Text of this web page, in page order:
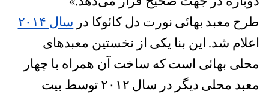
طرح معبد بهائی نورت دل کائوکا در سال ۲۰۱۴
اعلام شد. این بنا یکی از نخستین معبدهای
محلی بهائی است که ساخت آن همراه با چهار
معبد محلی دیگر در سال ۲۰۱۲ توسط بیت